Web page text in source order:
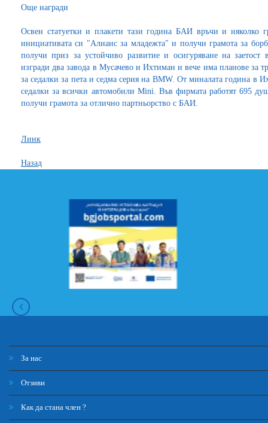
Още награди
Освен статуетки и плакети тази година БАИ връчи и няколко
инициативата си "Алианс за младежта" и получи грамота за
получи приз за устойчиво развитие и осигуряване на
изгради два завода в Мусачево и Ихтиман и вече има планове за
за седалки за пета и седма серия на BMW. От миналата година в
седалки за всички автомобили Mini. Във фирмата работят 695
получи грамота за отлично партньорство с БАИ.
Линк
Назад
За нас
Отзиви
Как да стана член ?